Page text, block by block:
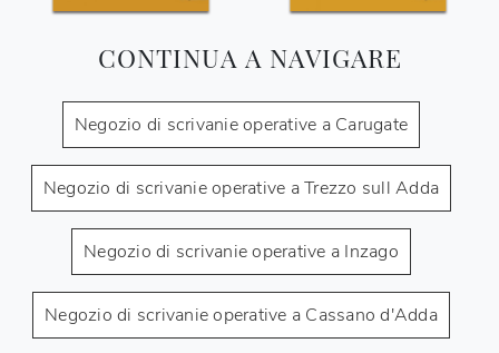
CONTINUA A NAVIGARE
Negozio di scrivanie operative a Carugate
Negozio di scrivanie operative a Trezzo sull Adda
Negozio di scrivanie operative a Inzago
Negozio di scrivanie operative a Cassano d'Adda